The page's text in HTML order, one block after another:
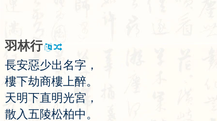
羽林行
長安惡少出名字 ，
樓下劫商樓 上醉。
天明下直明光宮 ，
散入 五陵松柏中。